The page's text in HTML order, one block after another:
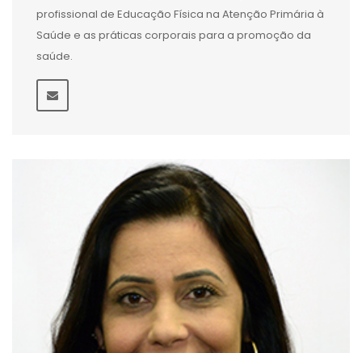
profissional de Educação Física na Atenção Primária à
Saúde e as práticas corporais para a promoção da
saúde.